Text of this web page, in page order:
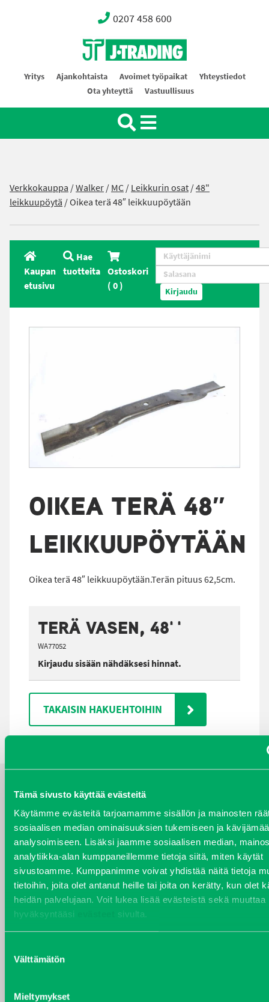
Tämä sivusto käyttää evästeitä
Käytämme evästeitä tarjoamamme sisällön ja mainosten
sosiaalisen median ominaisuuksien tukemiseen ja
analysoimiseen. Lisäksi jaamme sosiaalisen median,
analytiikka-alan kumppaneillemme tietoja siitä, miten käytät
sivustoamme. Kumppanimme voivat yhdistää näitä tietoja
tietoihin, joita olet antanut heille tai joita on kerätty, kun olet
heidän palvelujaan. Voit lukea lisää evästeistä sekä muuttaa
hyväksyntääsi
sivulta.
valinta
Välttämätön
Mieltymykset
0207 458 600
Oy J-Trading Ab
Yritys Ajankohtaista Avoimet työpaikat
Yhteystiedot
Ota yhteyttä
Vastuullisuus
Verkkokauppa /Walker/MC/Leikkurin osat/48"
leikkuupöytä / Oikea terä 48″ leikkuupöytään
Kaupan
etusivu
Hae
tuotteita Ostoskori
(0) Kirjaudu
OIKEA TERÄ 48″
LEIKKUUPÖYTÄÄN
Oikea terä 48″ leikkuupöytään.Terän pituus 62,5cm.
TERÄ VASEN, 48''
WA77052
Kirjaudu sisään nähdäksesi hinnat.
TAKAISIN HAKUEHTOIHIN
YHTEYSTIEDOT
VARAOSAT
Varaosat
Puh 020 7458 686
varaosat@j-trading.fi